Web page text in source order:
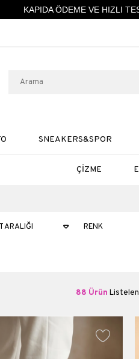
ÖDEME VE HIZLI TESLİMAT!
SNEAKERS&SPOR
ÇİZME
ARALIĞI RENK
88 Ürün